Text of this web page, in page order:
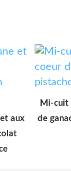
aux
Mi-cuit
de